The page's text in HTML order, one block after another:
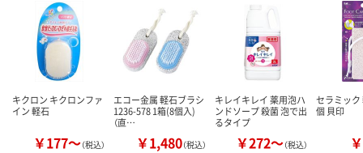
カゴへ カ
キクロン キクロンファ
イン 軽石
￥177～（税込）
エコー金属 軽石ブラシ
1236-578 1箱(8個入)
（直…
￥1,480（税込）
キレイキレイ 薬用泡ハ
ンドソープ 殺菌 泡で出
るタイプ
￥272～（税込）
セラミック
個 貝印